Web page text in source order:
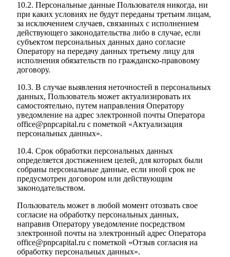
10.2. Персональные данные Пользователя никогда, ни
при каких условиях не будут переданы третьим лицам,
за исключением случаев, связанных с исполнением
действующего законодательства либо в случае, если
субъектом персональных данных дано согласие
Оператору на передачу данных третьему лицу для
исполнения обязательств по гражданско-правовому
договору.
10.3. В случае выявления неточностей в персональных
данных, Пользователь может актуализировать их
самостоятельно, путем направления Оператору
уведомление на адрес электронной почты Оператора
office@pnpcapital.ru с пометкой «Актуализация
персональных данных».
10.4. Срок обработки персональных данных
определяется достижением целей, для которых были
собраны персональные данные, если иной срок не
предусмотрен договором или действующим
законодательством.
Пользователь может в любой момент отозвать свое
согласие на обработку персональных данных,
направив Оператору уведомление посредством
электронной почты на электронный адрес Оператора
office@pnpcapital.ru с пометкой «Отзыв согласия на
обработку персональных данных».